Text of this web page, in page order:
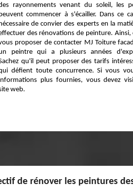
rayonnements venant du soleil, les
commencer à s'écailler. Dans ce
de convier des experts en la
des rénovations de peinture.
proposer de contacter MJ Toiture
peintre qui a plusieurs années
qu'il peut proposer des tarifs
défient toute concurrence. Si vous
plus fournies, vous devez
web.
de rénover les peintures